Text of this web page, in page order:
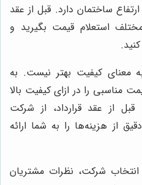
ساختمان دارد. قبل از عقد
استعلام قیمت بگیرید و
معنای کیفیت بهتر نیست. به
مناسبی را در ازای کیفیت بالا
از عقد قرارداد، از شرکت
از هزینه‌ها را به شما ارائه
انتخاب شرکت، نظرات مشتریان